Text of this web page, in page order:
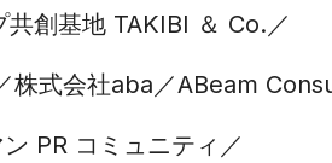
創基地 TAKIBI ＆ Co.
株式会社aba ABeam
PR コミュニティ